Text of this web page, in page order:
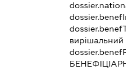
вирішальний